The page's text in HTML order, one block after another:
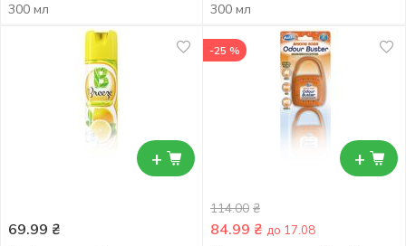
300 мл
300 мл
+
69.99 ₴
+
-25 %
114.00 ₴
84.99 ₴ до 17.08